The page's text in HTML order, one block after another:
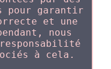
pour garantir
et une
nous
à cela.